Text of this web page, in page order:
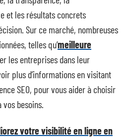
et les résultats concrets
Sur ce marché, nombreuses
telles qu’meilleure
les entreprises dans leur
plus d’informations en visitant
SEO, pour vous aider à choisir
vos besoins.
votre visibilité en ligne en